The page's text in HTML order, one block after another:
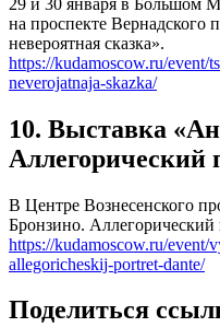
на проспекте Вернадского
невероятная сказка».
https://kudamoscow.ru/event/
neverojatnaja-skazka/
10. Выставка
Аллегорический
В Центре Вознесенского
Бронзино. Аллегорический
https://kudamoscow.ru/event/
allegoricheskij-portret-dante/
Поделиться